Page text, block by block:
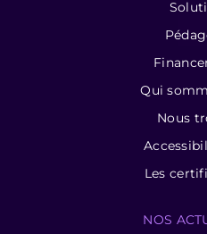
Qui
Nous
Les
NOS